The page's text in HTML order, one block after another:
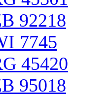
92218
7745
45420
95018